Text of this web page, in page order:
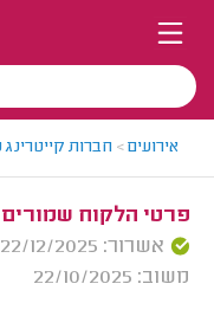
אירועים> חברות
פרטי הלקוח
אשרור: 22/12/2025
משוב: 22/10/2025